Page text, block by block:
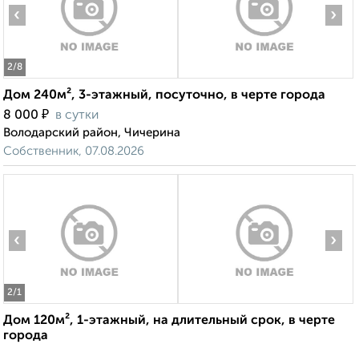
2/8
‹ ›
Дом 240м², 3-этажный, посуточно, в черте города
8 000 ₽ в сутки
Володарский район, Чичерина
Собственник, 07.08.2026
2/1
‹ ›
Дом 120м², 1-этажный, на длительный срок, в черте
города